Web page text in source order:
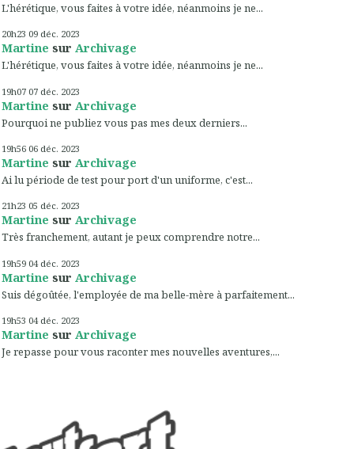
L'hérétique, vous faites à votre idée, néanmoins je ne...
20h23 09 déc. 2023
Martine sur Archivage
L'hérétique, vous faites à votre idée, néanmoins je ne...
19h07 07 déc. 2023
Martine sur Archivage
Pourquoi ne publiez vous pas mes deux derniers...
19h56 06 déc. 2023
Martine sur Archivage
Ai lu période de test pour port d'un uniforme, c'est...
21h23 05 déc. 2023
Martine sur Archivage
Très franchement, autant je peux comprendre notre...
19h59 04 déc. 2023
Martine sur Archivage
Suis dégoûtée, l'employée de ma belle-mère à parfaitement...
19h53 04 déc. 2023
Martine sur Archivage
Je repasse pour vous raconter mes nouvelles aventures,...